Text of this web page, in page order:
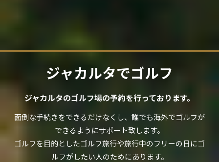
ジャカルタでゴルフ
ジャカルタのゴルフ場の予約を行っております。
面倒な手続きをできるだけなくし、誰でも海外でゴルフが
できるようにサポート致します。
ゴルフを目的としたゴルフ旅行や旅行中のフリーの日にゴ
ルフがしたい人のためにあります。